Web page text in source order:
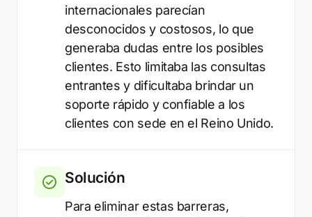
internacionales parecían
desconocidos y costosos, lo que
generaba dudas entre los posibles
clientes. Esto limitaba las consultas
entrantes y dificultaba brindar un
soporte rápido y confiable a los
clientes con sede en el Reino Unido.
Solución
Para eliminar estas barreras,